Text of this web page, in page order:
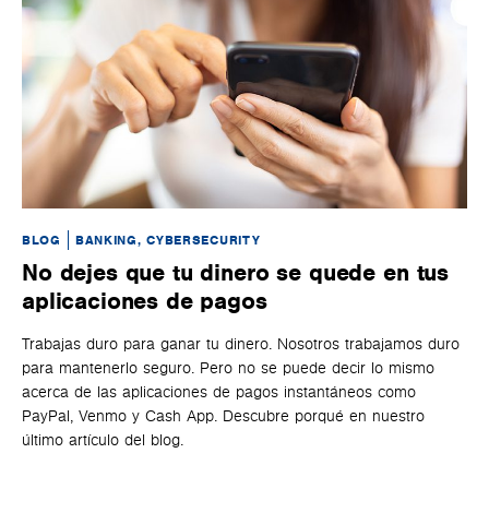
BLOG BANKING, CYBERSECURITY
No dejes que tu dinero se quede en tus
aplicaciones de pagos
Trabajas duro para ganar tu dinero. Nosotros trabajamos duro
para mantenerlo seguro. Pero no se puede decir lo mismo
acerca de las aplicaciones de pagos instantáneos como
PayPal, Venmo y Cash App. Descubre porqué en nuestro
último artículo del blog.